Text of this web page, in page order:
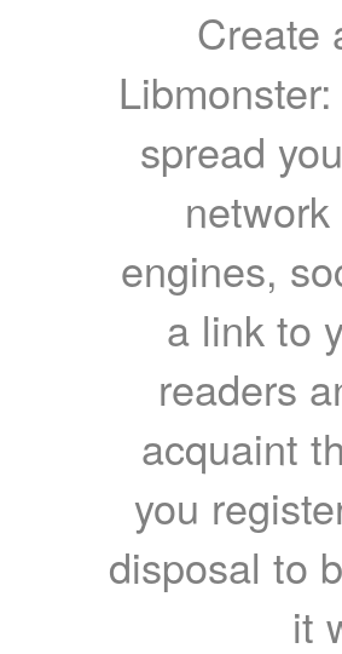
Create
spread
engines,
a link to
readers
acquaint
you
disposal to
it